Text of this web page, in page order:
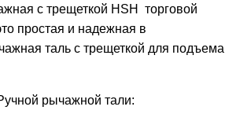
с трещеткой HSH торговой
простая и надежная в
таль с трещеткой для подъема
рычажной тали: